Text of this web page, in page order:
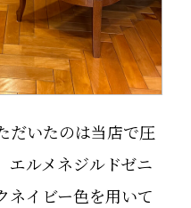
だいたのは当店で圧
エルメネジルドゼニ
ネイビー色を用いて